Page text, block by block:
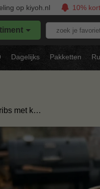
op kiyoh.nl 10%
Zoek
stuk
vlees..
Dagelijks Pakketten
met k…